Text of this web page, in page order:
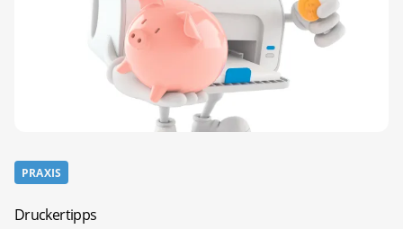
PRAXIS
Druckertipps